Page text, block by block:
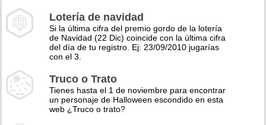
Lotería de navidad
Si la última cifra del premio gordo de la lotería
de Navidad (22 Dic) coincide con la última cifra
del día de tu registro. Ej: 23/09/2010 jugarías
con el 3.
Truco o Trato
Tienes hasta el 1 de noviembre para encontrar
un personaje de Halloween escondido en esta
web ¿Truco o trato?